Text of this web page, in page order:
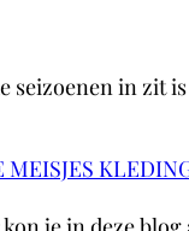
in
MEISJES